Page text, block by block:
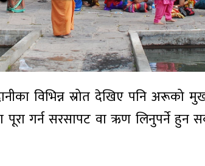
विभिन्न स्रोत देखिए पनि अरूको
गर्न सरसापट वा ऋण लिनुपर्ने हुन